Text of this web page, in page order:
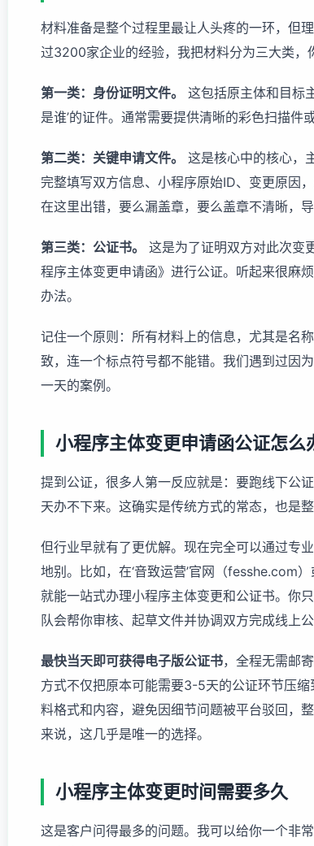
材料准备是整个过程里最让人头疼的一环，但
过3200家企业的经验，我把材料分为三大类，
第一类：身份证明文件。
这包括原主体和目标
是谁’的证件。通常需要提供清晰的彩色扫描件或
第二类：关键申请文件。
这是核心中的核心，
完整填写双方信息、小程序原始ID、变更原
在这里出错，要么漏盖章，要么盖章不清晰，导
第三类：公证书。
这是为了证明双方对此次变
程序主体变更申请函》进行公证。听起来很麻
办法。
记住一个原则：所有材料上的信息，尤其是名
致，连一个标点符号都不能错。我们遇到过因
一天的案例。
小程序主体变更申请函公证怎么
提到公证，很多人第一反应就是：要跑线下公
天办不下来。这确实是传统方式的常态，也是
但行业早就有了更优解。现在完全可以通过专
地别。比如，在‘音致运营’官网（fesshe.com
就能一站式办理小程序主体变更和公证书。你
队会帮你审核、起草文件并协调双方完成线上公
最快当天即可获得电子版公证书，全程无需邮
方式不仅把原本可能需要3-5天的公证环节压
料格式和内容，避免因细节问题被平台驳回，
来说，这几乎是唯一的选择。
小程序主体变更时间需要多久
这是客户问得最多的问题。我可以给你一个非常